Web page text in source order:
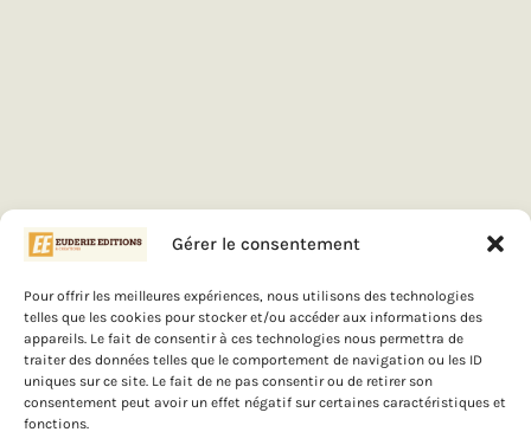
Gérer le consentement
Pour offrir les meilleures expériences, nous utilisons des technologies
telles que les cookies pour stocker et/ou accéder aux informations des
appareils. Le fait de consentir à ces technologies nous permettra de
traiter des données telles que le comportement de navigation ou les ID
uniques sur ce site. Le fait de ne pas consentir ou de retirer son
consentement peut avoir un effet négatif sur certaines caractéristiques et
fonctions.